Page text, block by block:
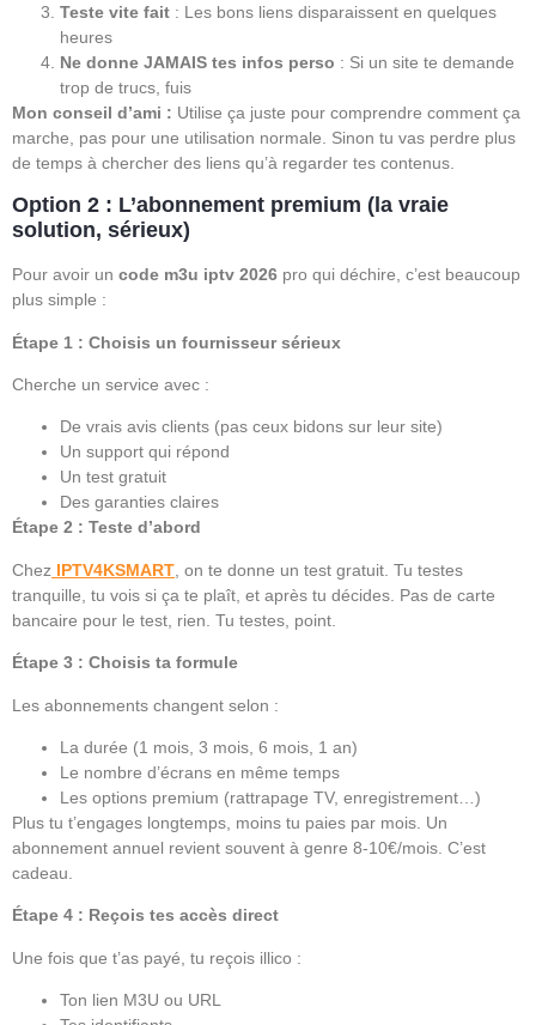
Teste vite fait : Les bons liens disparaissent en quelques
heures
Ne donne JAMAIS tes infos perso : Si un site te demande
trop de trucs, fuis
Mon conseil d’ami : Utilise ça juste pour comprendre comment ça
marche, pas pour une utilisation normale. Sinon tu vas perdre plus
de temps à chercher des liens qu’à regarder tes contenus.
Option 2 : L’abonnement premium (la vraie
solution, sérieux)
Pour avoir un code m3u iptv 2026 pro qui déchire, c’est beaucoup
plus simple :
Étape 1 : Choisis un fournisseur sérieux
Cherche un service avec :
De vrais avis clients (pas ceux bidons sur leur site)
Un support qui répond
Un test gratuit
Des garanties claires
Étape 2 : Teste d’abord
Chez IPTV4KSMART , on te donne un test gratuit. Tu testes
tranquille, tu vois si ça te plaît, et après tu décides. Pas de carte
bancaire pour le test, rien. Tu testes, point.
Étape 3 : Choisis ta formule
Les abonnements changent selon :
La durée (1 mois, 3 mois, 6 mois, 1 an)
Le nombre d’écrans en même temps
Les options premium (rattrapage TV, enregistrement…)
Plus tu t’engages longtemps, moins tu paies par mois. Un
abonnement annuel revient souvent à genre 8-10€/mois. C’est
cadeau.
Étape 4 : Reçois tes accès direct
Une fois que t’as payé, tu reçois illico :
Ton lien M3U ou URL